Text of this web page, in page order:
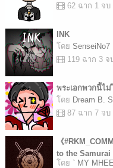
62 ฉาก 1 จบ
INK
โดย SenseiNo7
119 ฉาก 3 จ
พระเอกพวกนี้ไ
โดย Dream B.
87 ฉาก 7 จบ
《
to the Samurai
โดย ` MY